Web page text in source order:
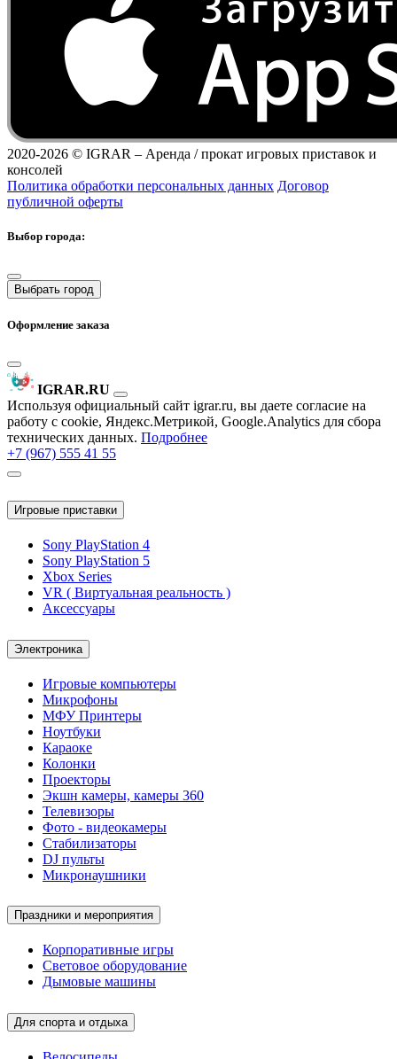
2020-2026 © IGRAR – Аренда / прокат игровых приставок и
консолей
Политика обработки персональных данных Договор
публичной оферты
Выбор города:
Выбрать город
Оформление заказа
IGRAR.RU
Используя официальный сайт igrar.ru, вы даете согласие на
работу с cookie, Яндекс.Метрикой, Google.Analytics для сбора
технических данных. Подробнее
+7 (967) 555 41 55
Игровые приставки
Sony PlayStation 4
Sony PlayStation 5
Xbox Series
VR ( Виртуальная реальность )
Аксессуары
Электроника
Игровые компьютеры
Микрофоны
МФУ Принтеры
Ноутбуки
Караоке
Колонки
Проекторы
Экшн камеры, камеры 360
Телевизоры
Фото - видеокамеры
Стабилизаторы
DJ пульты
Микронаушники
Праздники и мероприятия
Корпоративные игры
Световое оборудование
Дымовые машины
Для спорта и отдыха